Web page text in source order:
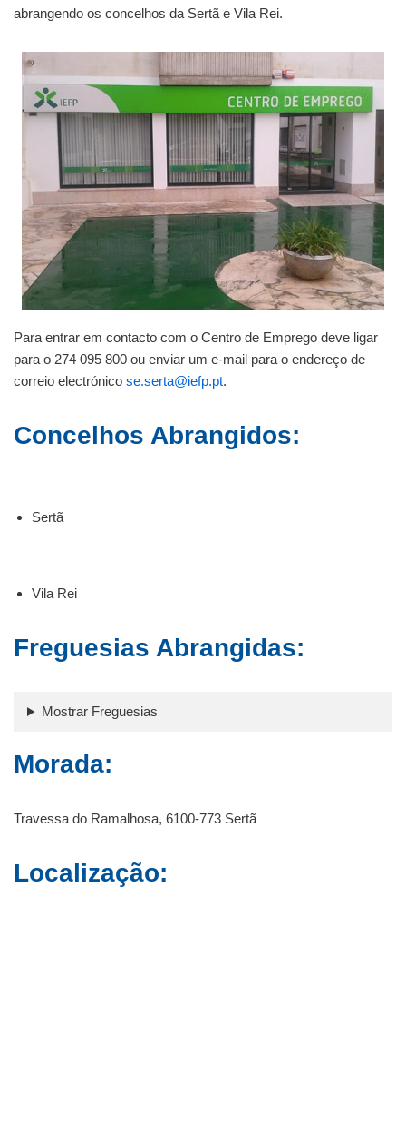
abrangendo os concelhos da Sertã e Vila Rei.
Para entrar em contacto com o Centro de Emprego deve ligar
para o 274 095 800 ou enviar um e-mail para o endereço de
correio electrónico se.serta@iefp.pt.
Concelhos Abrangidos:
Sertã
Vila Rei
Freguesias Abrangidas:
Mostrar Freguesias
Morada:
Travessa do Ramalhosa, 6100-773 Sertã
Localização: